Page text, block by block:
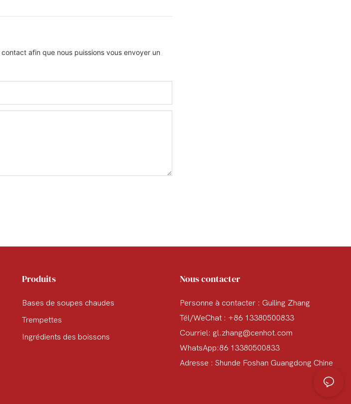
afin que nous puissions vous envoyer un
Produits
Bases de soupes chaudes
Trempettes
Ingrédients des boissons
Nous contacter
Personne à contacter : Guiling Zhang
Tél/WeChat : +86 13380500833
Courriel: gl.zhang@cenhot.com
WhatsApp:86 13380500833
Adresse : Shunde Foshan Guangdong Chine